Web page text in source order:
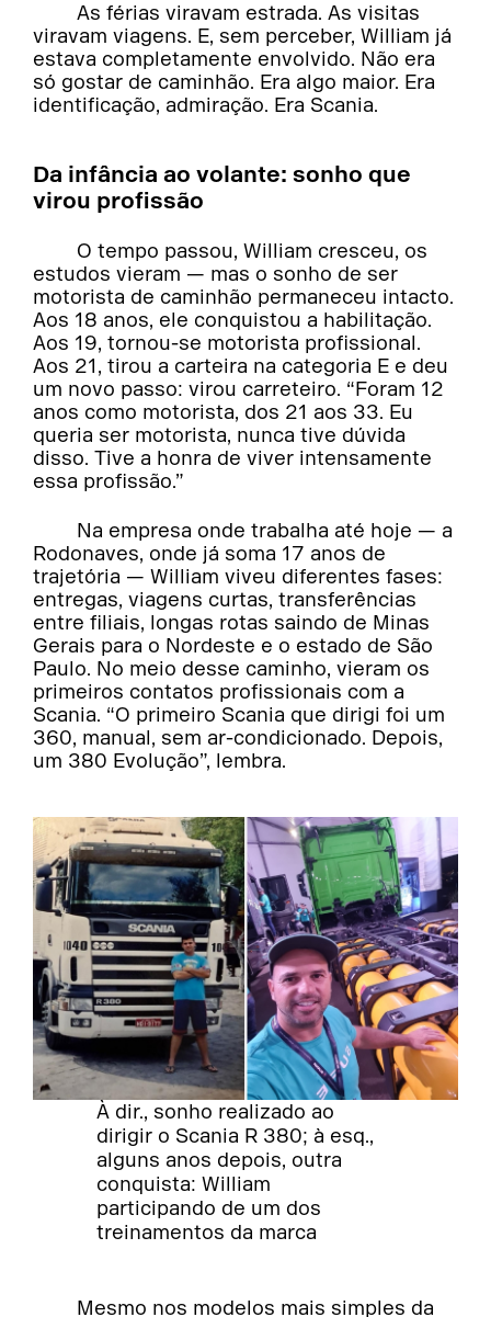
As férias viravam estrada. As visitas
viravam viagens. E, sem perceber, William já
estava completamente envolvido. Não era
só gostar de caminhão. Era algo maior. Era
identificação, admiração. Era Scania.
Da infância ao volante: sonho que
virou profissão
O tempo passou, William cresceu, os
estudos vieram — mas o sonho de ser
motorista de caminhão permaneceu intacto.
Aos 18 anos, ele conquistou a habilitação.
Aos 19, tornou-se motorista profissional.
Aos 21, tirou a carteira na categoria E e deu
um novo passo: virou carreteiro. “Foram 12
anos como motorista, dos 21 aos 33. Eu
queria ser motorista, nunca tive dúvida
disso. Tive a honra de viver intensamente
essa profissão.”
Na empresa onde trabalha até hoje — a
Rodonaves, onde já soma 17 anos de
trajetória — William viveu diferentes fases:
entregas, viagens curtas, transferências
entre filiais, longas rotas saindo de Minas
Gerais para o Nordeste e o estado de São
Paulo. No meio desse caminho, vieram os
primeiros contatos profissionais com a
Scania. “O primeiro Scania que dirigi foi um
360, manual, sem ar-condicionado. Depois,
um 380 Evolução”, lembra.
À dir., sonho realizado ao
dirigir o Scania R 380; à esq.,
alguns anos depois, outra
conquista: William
participando de um dos
treinamentos da marca
Mesmo nos modelos mais simples da